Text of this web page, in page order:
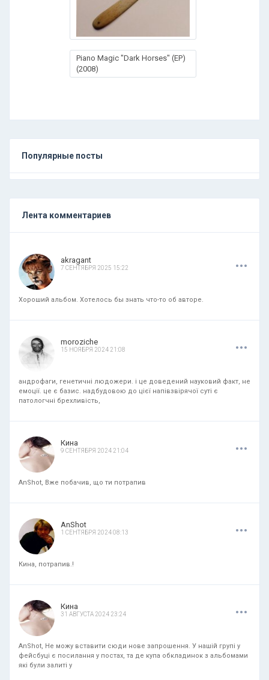
Piano Magic "Dark Horses" (EP)
(2008)
Популярные посты
Лента комментариев
akragant
7 СЕНТЯБРЯ 2025 15:22 ...
Хороший альбом. Хотелось бы знать что-то об авторе.
moroziche
15 НОЯБРЯ 2024 21:08 ...
андрофаги, генетичні людожери. і це доведений науковий факт, не
емоції. це є базис. надбудовою до цієї напівзвірячої суті є
патологчні брехливість,
Кина
9 СЕНТЯБРЯ 2024 21:04 ...
AnShot, Вже побачив, що ти потрапив
AnShot
1 СЕНТЯБРЯ 2024 08:13 ...
Кина, потрапив.!
Кина
31 АВГУСТА 2024 23:24 ...
AnShot, Не можу вставити сюди нове запрошення. У нашій групі у
фейсбуці є посилання у постах, та де купа обкладинок з альбомами
які були залиті у